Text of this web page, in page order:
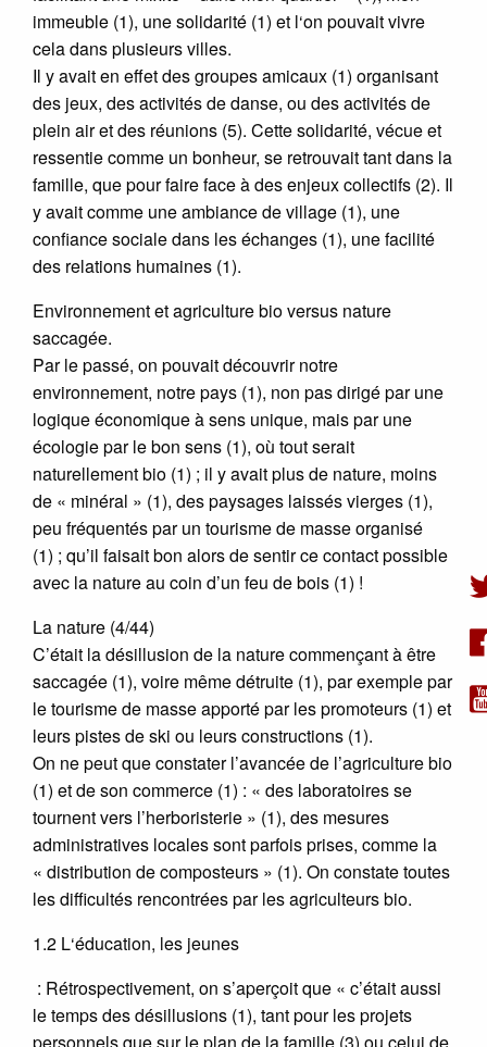
immeuble (1), une solidarité (1) et l‘on pouvait vivre
cela dans plusieurs villes.
Il y avait en effet des groupes amicaux (1) organisant
des jeux, des activités de danse, ou des activités de
plein air et des réunions (5). Cette solidarité, vécue et
ressentie comme un bonheur, se retrouvait tant dans la
famille, que pour faire face à des enjeux collectifs (2). Il
y avait comme une ambiance de village (1), une
confiance sociale dans les échanges (1), une facilité
des relations humaines (1).
Environnement et agriculture bio versus nature
saccagée.
Par le passé, on pouvait découvrir notre
environnement, notre pays (1), non pas dirigé par une
logique économique à sens unique, mais par une
écologie par le bon sens (1), où tout serait
naturellement bio (1) ; il y avait plus de nature, moins
de « minéral » (1), des paysages laissés vierges (1),
peu fréquentés par un tourisme de masse organisé
(1) ; qu’il faisait bon alors de sentir ce contact possible
avec la nature au coin d’un feu de bois (1) !
La nature (4/44)
C’était la désillusion de la nature commençant à être
saccagée (1), voire même détruite (1), par exemple par
le tourisme de masse apporté par les promoteurs (1) et
leurs pistes de ski ou leurs constructions (1).
On ne peut que constater l’avancée de l’agriculture bio
(1) et de son commerce (1) : « des laboratoires se
tournent vers l’herboristerie » (1), des mesures
administratives locales sont parfois prises, comme la
« distribution de composteurs » (1). On constate toutes
les difficultés rencontrées par les agriculteurs bio.
1.2 L‘éducation, les jeunes
: Rétrospectivement, on s’aperçoit que « c’était aussi
le temps des désillusions (1), tant pour les projets
personnels que sur le plan de la famille (3) ou celui de